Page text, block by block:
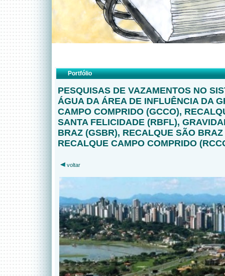
Portfólio
PESQUISAS DE VAZAMENTOS NO
ÁGUA DA ÁREA DE INFLUÊNCIA DA
CAMPO COMPRIDO (GCCO),
SANTA FELICIDADE (RBFL),
BRAZ (GSBR), RECALQUE SÃO
RECALQUE CAMPO COMPRIDO
voltar